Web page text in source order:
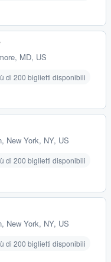
MD, US
di 200 biglietti disponibili
, New York, NY, US
di 200 biglietti disponibili
, New York, NY, US
di 200 biglietti disponibili